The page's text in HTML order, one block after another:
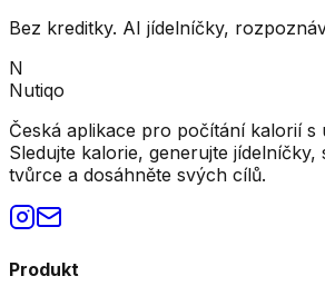
Bez kreditky. AI jídelníčky,
N
Nutiqo
Česká aplikace pro počítání kalorií s
Sledujte kalorie, generujte jídelníčky,
tvůrce a dosáhněte svých cílů.
Produkt